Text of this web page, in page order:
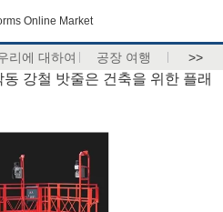
Online Market
리에 대하여 공장 여행 >>
강철 밧줄은 건축을 위한 플래